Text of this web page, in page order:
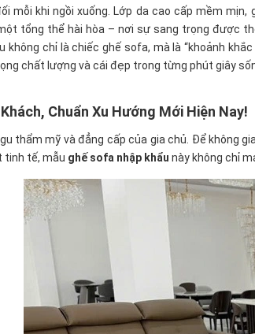
mỗi khi ngồi xuống. Lớp da cao cấp mềm mịn,
tổng thể hài hòa – nơi sự sang trọng được
chỉ là chiếc ghế sofa, mà là “khoảnh
chất lượng và cái đẹp trong từng phút giây
Chuẩn Xu Hướng Mới Hiện Nay!
thẩm mỹ và đẳng cấp của gia chủ. Để không
tinh tế, mẫu ghế sofa nhập khẩu này không chỉ